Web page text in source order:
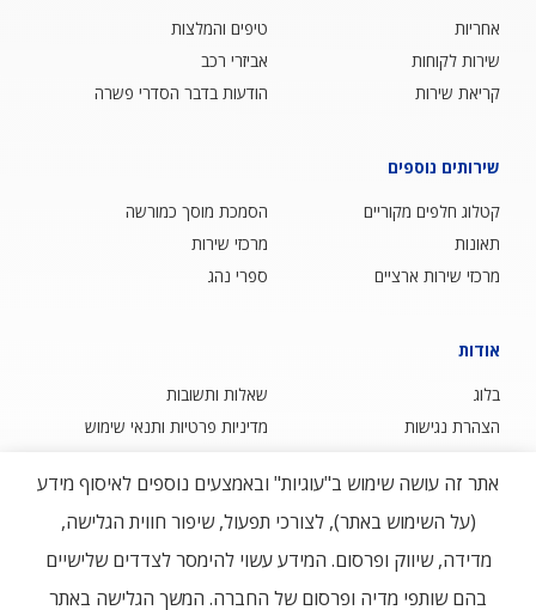
אחריות
טיפים והמלצות
שירות לקוחות
אביזרי רכב
קריאת שירות
הודעות בדבר הסדרי פשרה
שירותים נוספים
קטלוג חלפים מקוריים
הסמכת מוסך כמורשה
תאונות
מרכזי שירות
מרכזי שירות ארציים
ספרי נהג
אודות
בלוג
שאלות ותשובות
הצהרת נגישות
מדיניות פרטיות ותנאי שימוש
אתר זה עושה שימוש ב"עוגיות" ובאמצעים נוספים לאיסוף מידע
(על השימוש באתר), לצורכי תפעול, שיפור חווית הגלישה,
מדידה, שיווק ופרסום. המידע עשוי להימסר לצדדים שלישיים
בהם שותפי מדיה ופרסום של החברה. המשך הגלישה באתר